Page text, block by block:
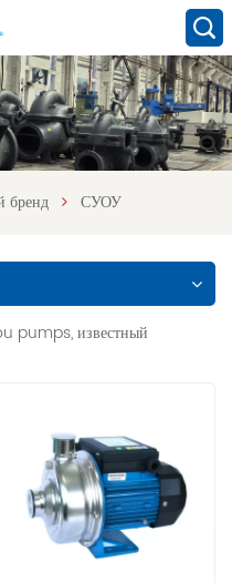
бренд СУОУ
pumps, известный